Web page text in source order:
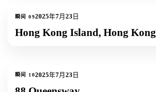
瞬间 092025年7月23日
Hong Kong Island, Hong Kong
瞬间 102025年7月23日